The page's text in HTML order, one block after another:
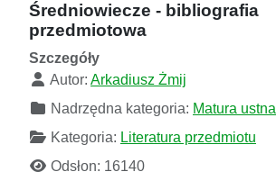
Średniowiecze - bibliografia
przedmiotowa
Szczegóły
Autor: Arkadiusz Żmij
Nadrzędna kategoria: Matura ustna
Kategoria: Literatura przedmiotu
Odsłon: 16140